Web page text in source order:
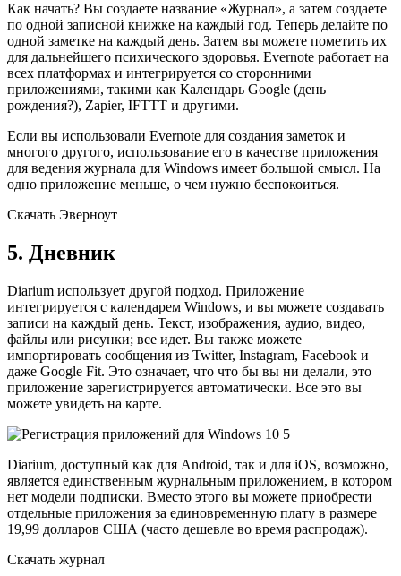
Как начать? Вы создаете название «Журнал», а затем создаете
по одной записной книжке на каждый год. Теперь делайте по
одной заметке на каждый день. Затем вы можете пометить их
для дальнейшего психического здоровья. Evernote работает на
всех платформах и интегрируется со сторонними
приложениями, такими как Календарь Google (день
рождения?), Zapier, IFTTT и другими.
Если вы использовали Evernote для создания заметок и
многого другого, использование его в качестве приложения
для ведения журнала для Windows имеет большой смысл. На
одно приложение меньше, о чем нужно беспокоиться.
Скачать Эверноут
5. Дневник
Diarium использует другой подход. Приложение
интегрируется с календарем Windows, и вы можете создавать
записи на каждый день. Текст, изображения, аудио, видео,
файлы или рисунки; все идет. Вы также можете
импортировать сообщения из Twitter, Instagram, Facebook и
даже Google Fit. Это означает, что что бы вы ни делали, это
приложение зарегистрируется автоматически. Все это вы
можете увидеть на карте.
Diarium, доступный как для Android, так и для iOS, возможно,
является единственным журнальным приложением, в котором
нет модели подписки. Вместо этого вы можете приобрести
отдельные приложения за единовременную плату в размере
19,99 долларов США (часто дешевле во время распродаж).
Скачать журнал